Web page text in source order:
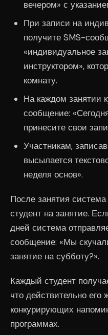
вечером» с
При записи на
получите SMS-
«индивидуальное
инструктором»,
комнату.
На каждом занятии
сообщение:
принесите свои
Участникам,
высылается
неделя основ».
После занятия
студент на занятие.
дней система
сообщение: «Мы
занятие на субботу?».
Каждый студент
что действительно его
конкурирующих
программах.